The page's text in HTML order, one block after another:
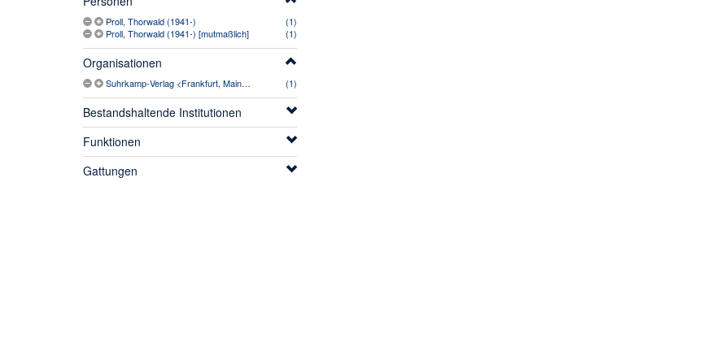
Proll, Thorwald (1941-)
(1)
Proll, Thorwald (1941-) [mutmaßlich]
(1)
Organisationen
Suhrkamp-Verlag <Frankfurt, Main> (1950-) (1)
Bestandshaltende Institutionen
Funktionen
Gattungen